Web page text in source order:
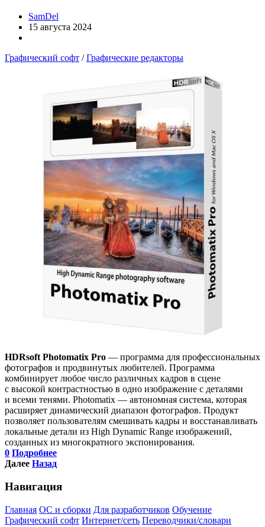
SamDel
15 августа 2024
Графический софт /Графические редакторы
HDRsoft Photomatix Pro — программа для профессиональных
фотографов и продвинутых любителей. Программа
комбинирует любое число различных кадров в сцене
с высокой контрастностью в одно изображение с деталями
и всеми тенями. Photomatix — автономная система, которая
расширяет динамический диапазон фотографов. Продукт
позволяет пользователям смешивать кадры и восстанавливать
локальные детали из High Dynamic Range изображений,
созданных из многократного экспонирования.
0 Подробнее
Далее Назад
Навигация
Главная ОС и сборки Для разработчиков Обучение
Графический софт Интернет/сеть Переводчики/словари